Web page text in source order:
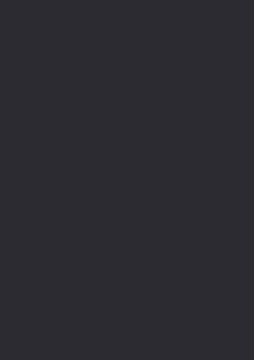
Φαντασίας